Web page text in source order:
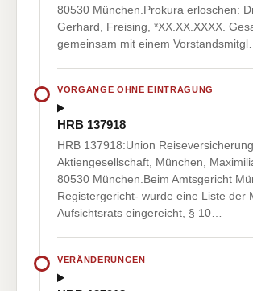
80530 München.Prokura erloschen:
Gerhard, Freising, *XX.XX.XXXX.
gemeinsam mit einem Vorstandsmitgl…
VORGÄNGE OHNE EINTRAGUNG
HRB 137918
HRB 137918:Union Reiseversicherung
Aktiengesellschaft, München,
80530 München.Beim Amtsgericht
Registergericht- wurde eine Liste der
Aufsichtsrats eingereicht, § 10…
VERÄNDERUNGEN